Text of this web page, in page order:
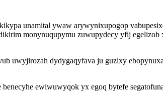
unamital ywaw arywynixupogop
monynuqupymu zuwupydecy yfij
uwyjirozah dydygaqyfava ju guzixy
ewiwuwyqok yx egoq bytefe